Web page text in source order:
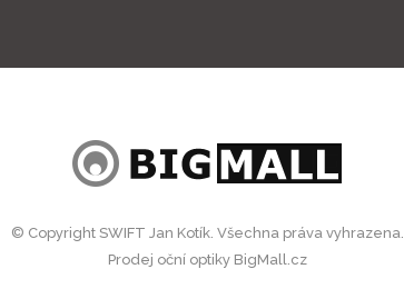
© Copyright SWIFT Jan Kotík. Všechna práva vyhrazena.
Prodej oční optiky BigMall.cz